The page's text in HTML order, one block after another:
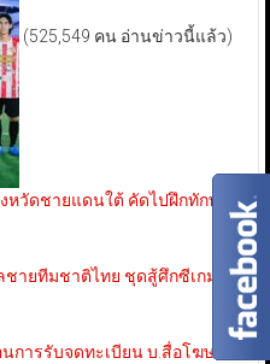
(525,549 คน อ่านข่าวนี้แล้ว)
วัดชายแดนใต้ คัดไปฝึกทักษะ
ายทีมชาติไทย ชุดสู้ศึกซีเกมส์
นการรับจดทะเบียน บ.สื่อโฆษณา